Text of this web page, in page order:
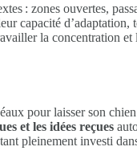
: zones ouvertes,
capacité d’adaptation,
la concentration
pour laisser son
et les idées reçues
pleinement investi